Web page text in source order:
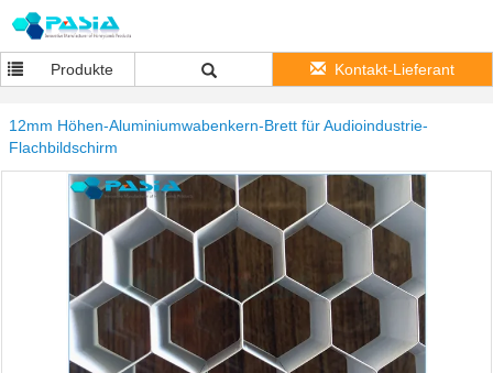
Produkte Kontakt-Lieferant
12mm Höhen-Aluminiumwabenkern-Brett für Audioindustrie-
Flachbildschirm